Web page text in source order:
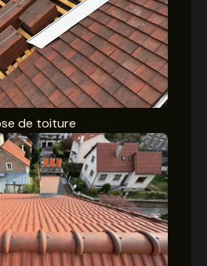
de toiture